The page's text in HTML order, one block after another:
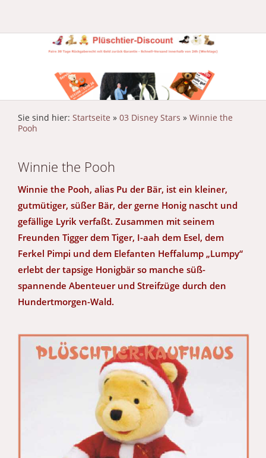
Sie sind hier: Startseite » 03 Disney Stars » Winnie the
Pooh
Winnie the Pooh
Winnie the Pooh, alias Pu der Bär, ist ein kleiner,
gutmütiger, süßer Bär, der gerne Honig nascht und
gefällige Lyrik verfaßt. Zusammen mit seinem
Freunden Tigger dem Tiger, I-aah dem Esel, dem
Ferkel Pimpi und dem Elefanten Heffalump „Lumpy“
erlebt der tapsige Honigbär so manche süß-
spannende Abenteuer und Streifzüge durch den
Hundertmorgen-Wald.